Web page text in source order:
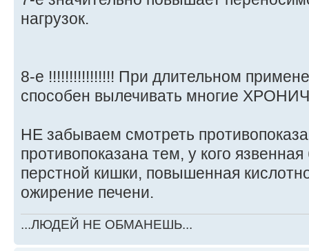
нагрузок.
8-е !!!!!!!!!!!!!!!! При длительном
способен вылечивать многие
НЕ забываем смотреть
противопоказана тем, у кого
перстной кишки, повышенная
ожирение печени.
...ЛЮДЕЙ НЕ ОБМАНЕШЬ...